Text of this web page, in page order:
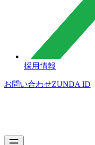
採用情報
お問い合わせZUNDA ID